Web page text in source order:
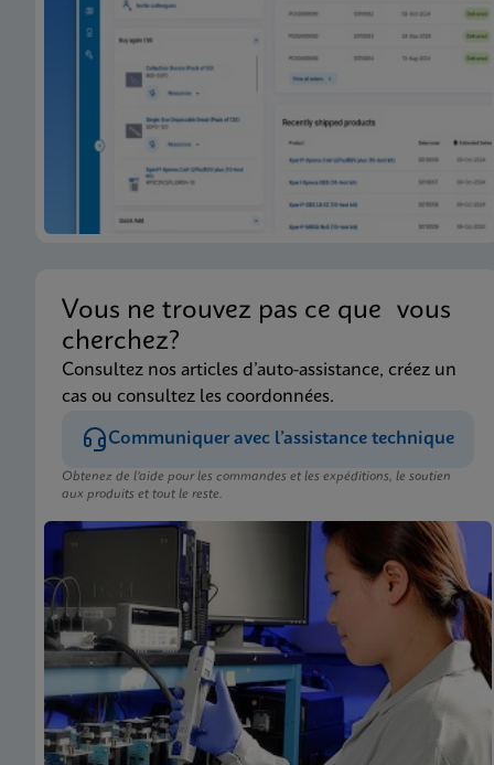
Vous ne trouvez pas ce que vous
cherchez?
Consultez nos articles d’auto-assistance, créez un
cas ou consultez les coordonnées.
Communiquer avec l’assistance technique
Obtenez de l’aide pour les commandes et les expéditions, le soutien
aux produits et tout le reste.